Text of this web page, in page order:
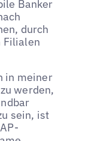
Banker
durch
Filialen
in meiner
werden,
sein, ist